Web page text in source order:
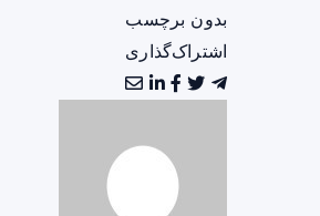
بدون برچسب
اشتراک‌گذاری